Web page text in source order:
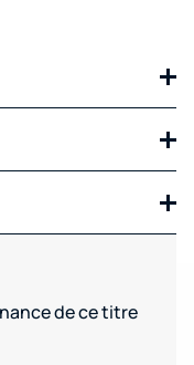
de ce titre